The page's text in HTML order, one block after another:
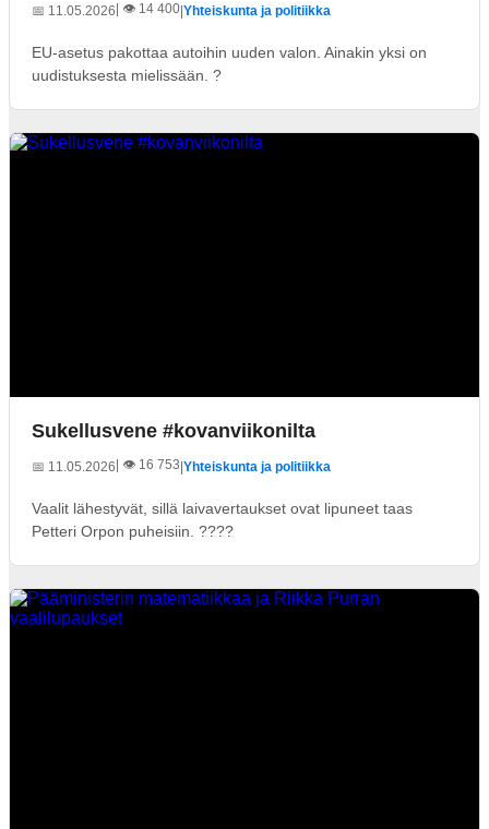
📅 11.05.2026 | 👁️ 14 400|Yhteiskunta ja politiikka
EU-asetus pakottaa autoihin uuden valon. Ainakin yksi on
uudistuksesta mielissään. ?
Sukellusvene #kovanviikonilta
📅 11.05.2026 | 👁️ 16 753|Yhteiskunta ja politiikka
Vaalit lähestyvät, sillä laivavertaukset ovat lipuneet taas
Petteri Orpon puheisiin. ????